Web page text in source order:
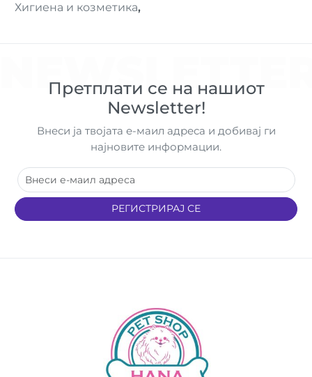
Хигиена и козметика,
Претплати се на нашиот
Newsletter!
Внеси ја твојата е-маил адреса и добивај ги
најновите информации.
РЕГИСТРИРАЈ СЕ